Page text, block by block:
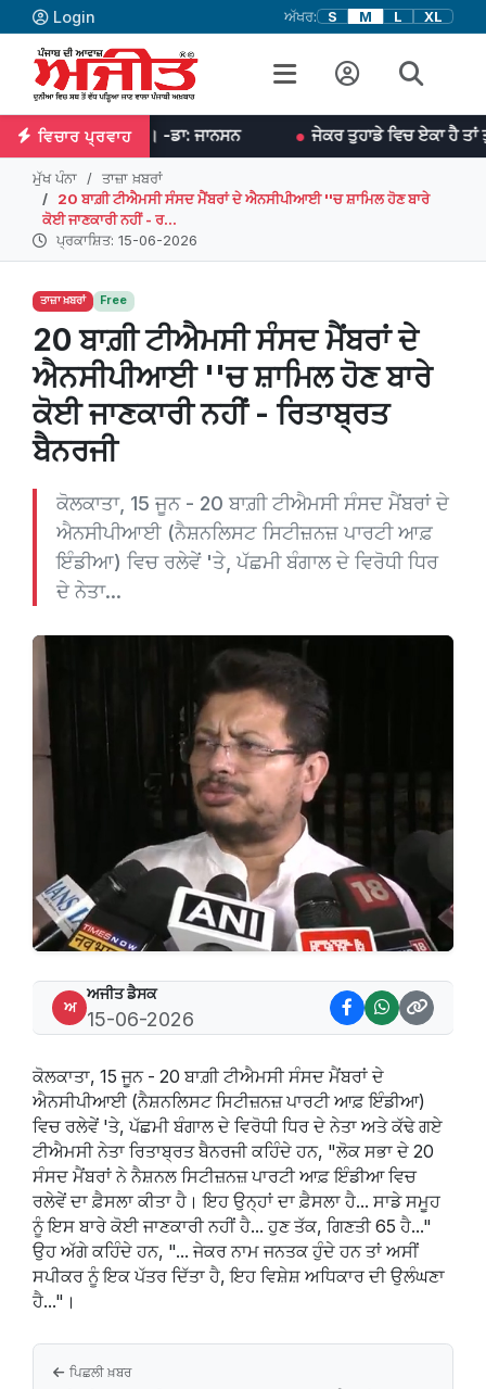
Login ਅੱਖਰ: S M L XL
ਵਿਚਾਰ ਪ੍ਰਵਾਹ
ਹੈ। -ਡਾ: ਜਾਨਸਨ ਜੇਕਰ ਤੁਹਾਡੇ ਵਿਚ ਏਕਾ ਹੈ ਤਾਂ ਤੁਸੀਂ ਹਰ ਜੰਗ
ਮੁੱਖ ਪੰਨਾ
ਤਾਜ਼ਾ ਖ਼ਬਰਾਂ
20 ਬਾਗ਼ੀ ਟੀਐਮਸੀ ਸੰਸਦ ਮੈਂਬਰਾਂ ਦੇ ਐਨਸੀਪੀਆਈ ''ਚ ਸ਼ਾਮਿਲ ਹੋਣ ਬਾਰੇ
ਕੋਈ ਜਾਣਕਾਰੀ ਨਹੀਂ - ਰ...
ਪ੍ਰਕਾਸ਼ਿਤ: 15-06-2026
ਤਾਜ਼ਾ ਖ਼ਬਰਾਂ Free
20 ਬਾਗ਼ੀ ਟੀਐਮਸੀ ਸੰਸਦ ਮੈਂਬਰਾਂ ਦੇ
ਐਨਸੀਪੀਆਈ ''ਚ ਸ਼ਾਮਿਲ ਹੋਣ ਬਾਰੇ
ਕੋਈ ਜਾਣਕਾਰੀ ਨਹੀਂ - ਰਿਤਾਬ੍ਰਤ
ਬੈਨਰਜੀ
ਕੋਲਕਾਤਾ, 15 ਜੂਨ - 20 ਬਾਗ਼ੀ ਟੀਐਮਸੀ ਸੰਸਦ ਮੈਂਬਰਾਂ ਦੇ
ਐਨਸੀਪੀਆਈ (ਨੈਸ਼ਨਲਿਸਟ ਸਿਟੀਜ਼ਨਜ਼ ਪਾਰਟੀ ਆਫ਼
ਇੰਡੀਆ) ਵਿਚ ਰਲੇਵੇਂ 'ਤੇ, ਪੱਛਮੀ ਬੰਗਾਲ ਦੇ ਵਿਰੋਧੀ ਧਿਰ
ਦੇ ਨੇਤਾ...
ਅ
ਅਜੀਤ ਡੈਸਕ
15-06-2026
ਕੋਲਕਾਤਾ, 15 ਜੂਨ - 20 ਬਾਗ਼ੀ ਟੀਐਮਸੀ ਸੰਸਦ ਮੈਂਬਰਾਂ ਦੇ
ਐਨਸੀਪੀਆਈ (ਨੈਸ਼ਨਲਿਸਟ ਸਿਟੀਜ਼ਨਜ਼ ਪਾਰਟੀ ਆਫ਼ ਇੰਡੀਆ)
ਵਿਚ ਰਲੇਵੇਂ 'ਤੇ, ਪੱਛਮੀ ਬੰਗਾਲ ਦੇ ਵਿਰੋਧੀ ਧਿਰ ਦੇ ਨੇਤਾ ਅਤੇ ਕੱਢੇ ਗਏ
ਟੀਐਮਸੀ ਨੇਤਾ ਰਿਤਾਬ੍ਰਤ ਬੈਨਰਜੀ ਕਹਿੰਦੇ ਹਨ, "ਲੋਕ ਸਭਾ ਦੇ 20
ਸੰਸਦ ਮੈਂਬਰਾਂ ਨੇ ਨੈਸ਼ਨਲ ਸਿਟੀਜ਼ਨਜ਼ ਪਾਰਟੀ ਆਫ਼ ਇੰਡੀਆ ਵਿਚ
ਰਲੇਵੇਂ ਦਾ ਫ਼ੈਸਲਾ ਕੀਤਾ ਹੈ। ਇਹ ਉਨ੍ਹਾਂ ਦਾ ਫ਼ੈਸਲਾ ਹੈ... ਸਾਡੇ ਸਮੂਹ
ਨੂੰ ਇਸ ਬਾਰੇ ਕੋਈ ਜਾਣਕਾਰੀ ਨਹੀਂ ਹੈ... ਹੁਣ ਤੱਕ, ਗਿਣਤੀ 65 ਹੈ..."
ਉਹ ਅੱਗੇ ਕਹਿੰਦੇ ਹਨ, "... ਜੇਕਰ ਨਾਮ ਜਨਤਕ ਹੁੰਦੇ ਹਨ ਤਾਂ ਅਸੀਂ
ਸਪੀਕਰ ਨੂੰ ਇਕ ਪੱਤਰ ਦਿੱਤਾ ਹੈ, ਇਹ ਵਿਸ਼ੇਸ਼ ਅਧਿਕਾਰ ਦੀ ਉਲੰਘਣਾ
ਹੈ..."।
ਪਿਛਲੀ ਖ਼ਬਰ